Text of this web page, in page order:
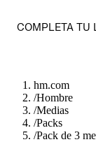
COMPLETA TU
hm.com
/Hombre
/Medias
/Packs
/Pack de 3